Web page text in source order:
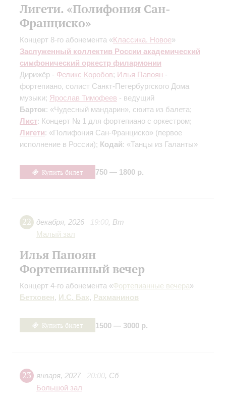
Лигети. «Полифония Сан-
Франциско»
Концерт 8-го абонемента «Классика. Новое»
Заслуженный коллектив России академический
симфонический оркестр филармонии
Дирижёр - Феликс Коробов; Илья Папоян -
фортепиано, солист Санкт-Петербургского Дома
музыки; Ярослав Тимофеев - ведущий
Барток: «Чудесный мандарин», сюита из балета;
Лист: Концерт № 1 для фортепиано с оркестром;
Лигети: «Полифония Сан-Франциско» (первое
исполнение в России); Кодай: «Танцы из Галанты»
Купить билет 750 — 1800 р.
22 декабря, 2026 19:00, Вт
Малый зал
Илья Папоян
Фортепианный вечер
Концерт 4-го абонемента «Фортепианные вечера»
Бетховен, И.С. Бах, Рахманинов
Купить билет 1500 — 3000 р.
23 января, 2027 20:00, Сб
Большой зал